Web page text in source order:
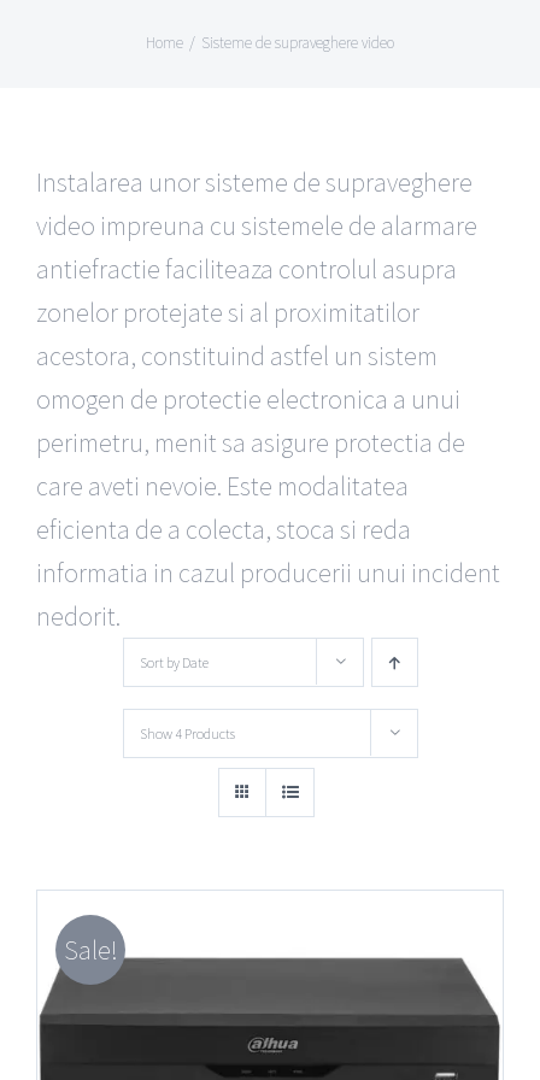
Home Sisteme de supraveghere video
Instalarea unor sisteme de supraveghere
video impreuna cu sistemele de alarmare
antiefractie faciliteaza controlul asupra
zonelor protejate si al proximitatilor
acestora, constituind astfel un sistem
omogen de protectie electronica a unui
perimetru, menit sa asigure protectia de
care aveti nevoie. Este modalitatea
eficienta de a colecta, stoca si reda
informatia in cazul producerii unui incident
nedorit.
Sort by Date
Show 4 Products
Sale!